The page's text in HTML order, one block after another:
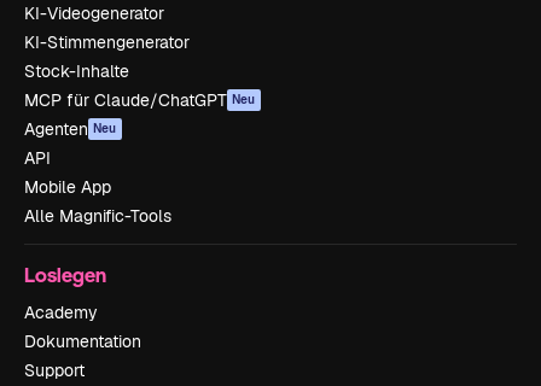
KI-Videogenerator
KI-Stimmengenerator
Stock-Inhalte
MCP für Claude/ChatGPT Neu
Agenten Neu
API
Mobile App
Alle Magnific-Tools
Loslegen
Academy
Dokumentation
Support